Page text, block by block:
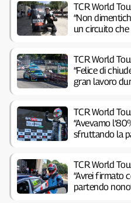
TCR World
“Non
un circuito che
TCR World
“Felice di
gran lavoro
TCR World
“Avevamo
sfruttando la
TCR World
“Avrei firmato
partendo